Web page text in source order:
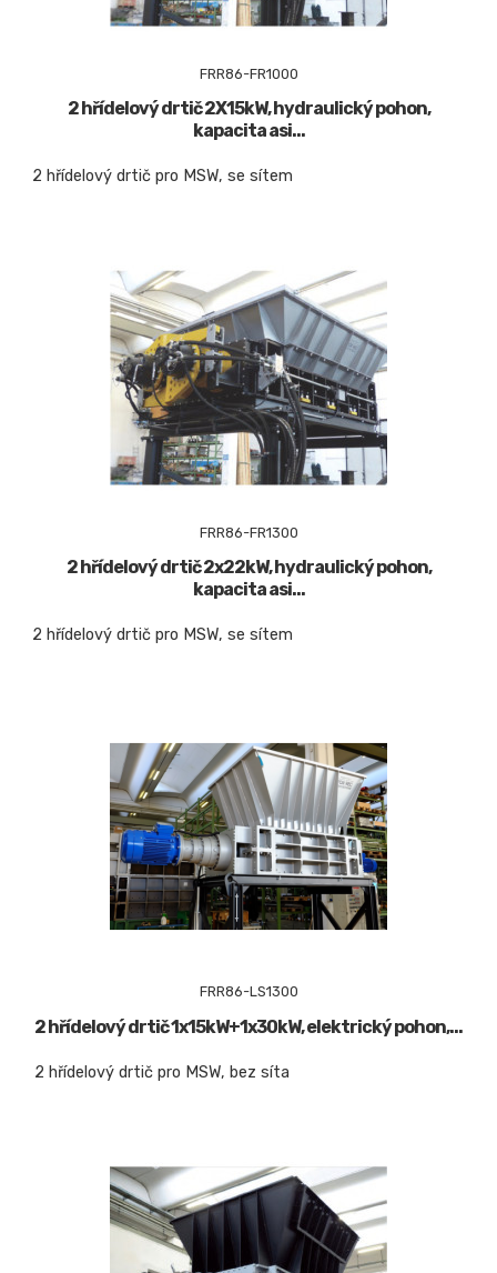
FRR86-FR1000
2 hřídelový drtič 2X15kW, hydraulický pohon,
kapacita asi...
2 hřídelový drtič pro MSW, se sítem
FRR86-FR1300
2 hřídelový drtič 2x22kW, hydraulický pohon,
kapacita asi...
2 hřídelový drtič pro MSW, se sítem
FRR86-LS1300
2 hřídelový drtič 1x15kW+1x30kW, elektrický pohon,...
2 hřídelový drtič pro MSW, bez síta